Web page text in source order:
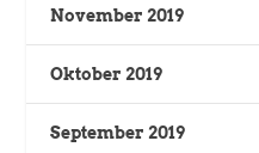
November 2019
Oktober 2019
September 2019